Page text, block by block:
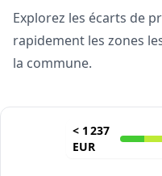
Explorez les écarts de
rapidement les zones
la commune.
< 1 237
EUR